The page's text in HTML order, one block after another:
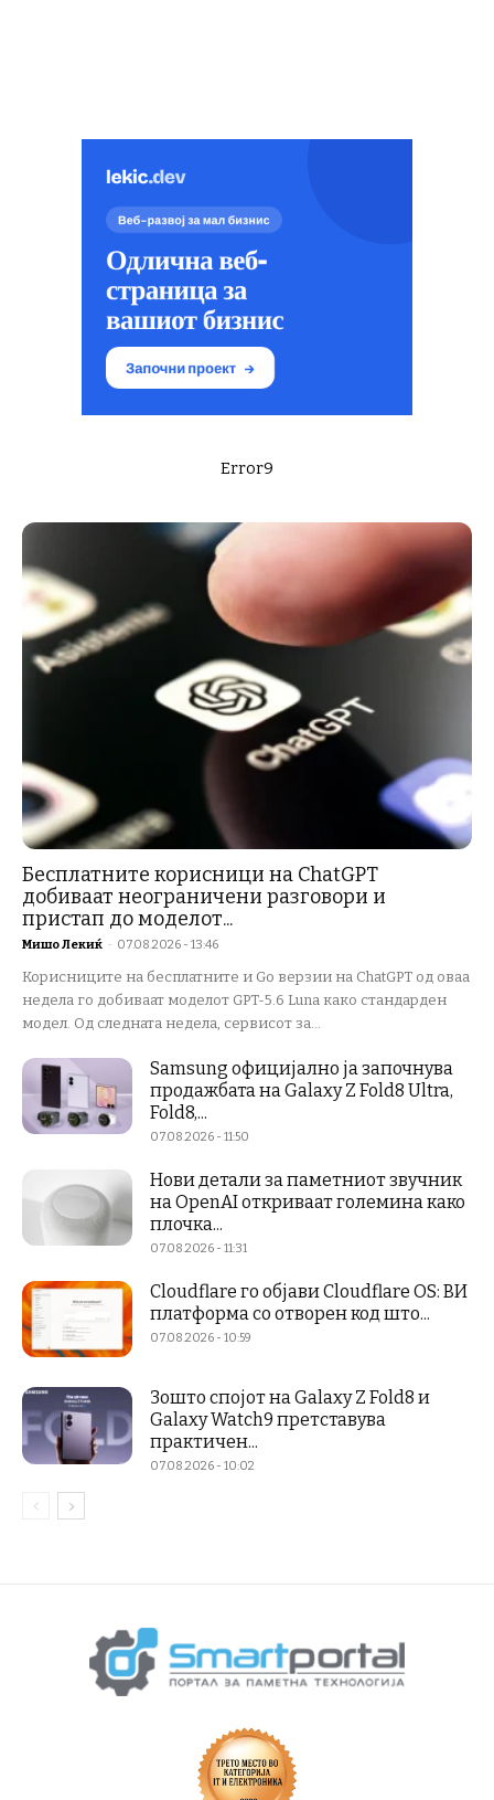
Error9
Бесплатните корисници на ChatGPT
добиваат неограничени разговори и
пристап до моделот...
Мишо Лекиќ - 07.08.2026 - 13:46
Корисниците на бесплатните и Go верзии на ChatGPT од оваа
недела го добиваат моделот GPT-5.6 Luna како стандарден
модел. Од следната недела, сервисот за...
Samsung официјално ја започнува
продажбата на Galaxy Z Fold8 Ultra,
Fold8,...
07.08.2026 - 11:50
Нови детали за паметниот звучник
на OpenAI откриваат големина како
плочка...
07.08.2026 - 11:31
Cloudflare го објави Cloudflare OS: ВИ
платформа со отворен код што...
07.08.2026 - 10:59
Зошто спојот на Galaxy Z Fold8 и
Galaxy Watch9 претставува
практичен...
07.08.2026 - 10:02